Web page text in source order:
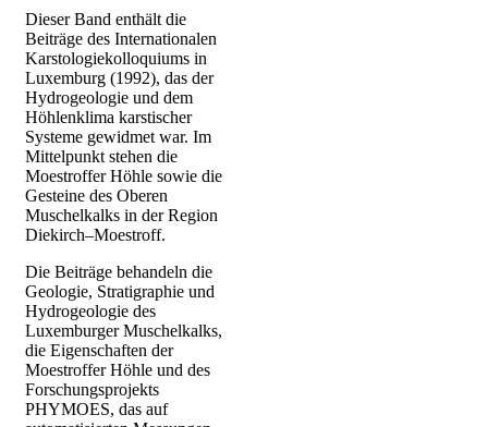
Dieser Band enthält die
Beiträge des Internationalen
Karstologiekolloquiums in
Luxemburg (1992), das der
Hydrogeologie und dem
Höhlenklima karstischer
Systeme gewidmet war. Im
Mittelpunkt stehen die
Moestroffer Höhle sowie die
Gesteine des Oberen
Muschelkalks in der Region
Diekirch–Moestroff.
Die Beiträge behandeln die
Geologie, Stratigraphie und
Hydrogeologie des
Luxemburger Muschelkalks,
die Eigenschaften der
Moestroffer Höhle und des
Forschungsprojekts
PHYMOES, das auf